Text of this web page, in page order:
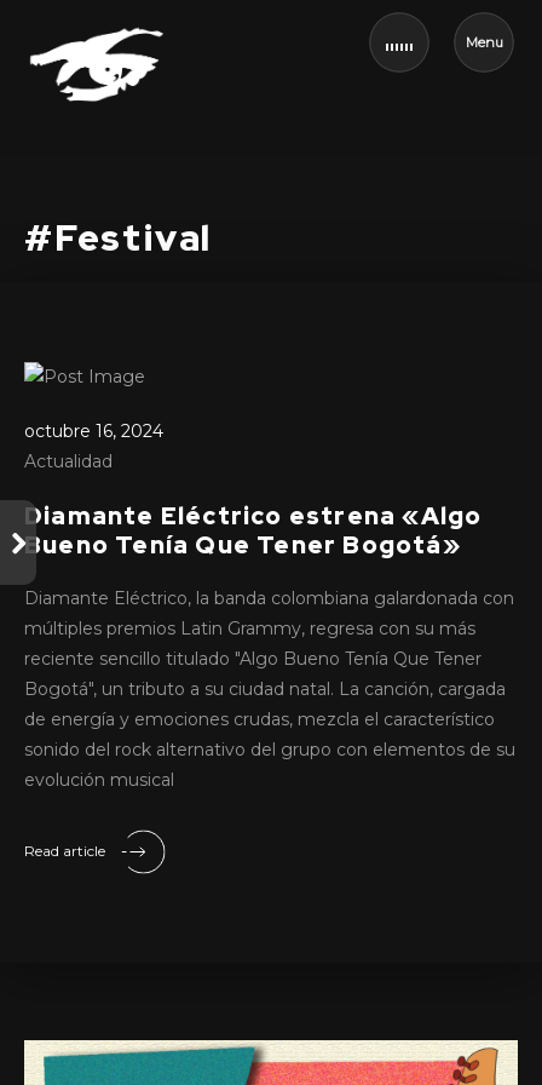
Menu
#Festival
octubre 16, 2024
Actualidad
Diamante Eléctrico estrena «Algo
Bueno Tenía Que Tener Bogotá»
Diamante Eléctrico, la banda colombiana galardonada con
múltiples premios Latin Grammy, regresa con su más
reciente sencillo titulado "Algo Bueno Tenía Que Tener
Bogotá", un tributo a su ciudad natal. La canción, cargada
de energía y emociones crudas, mezcla el característico
sonido del rock alternativo del grupo con elementos de su
evolución musical
Read article